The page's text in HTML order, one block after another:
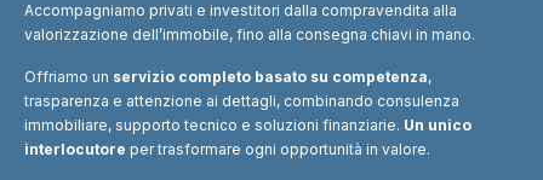
Accompagniamo privati e investitori dalla compravendita alla
valorizzazione dell’immobile, fino alla consegna chiavi in mano.
Offriamo un servizio completo basato su competenza,
trasparenza e attenzione ai dettagli, combinando consulenza
immobiliare, supporto tecnico e soluzioni finanziarie. Un unico
interlocutore per trasformare ogni opportunità in valore.